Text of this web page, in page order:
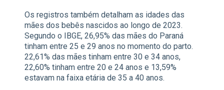
Os registros também detalham as idades das
mães dos bebês nascidos ao longo de 2023.
Segundo o IBGE, 26,95% das mães do Paraná
tinham entre 25 e 29 anos no momento do parto.
22,61% das mães tinham entre 30 e 34 anos,
22,60% tinham entre 20 e 24 anos e 13,59%
estavam na faixa etária de 35 a 40 anos.